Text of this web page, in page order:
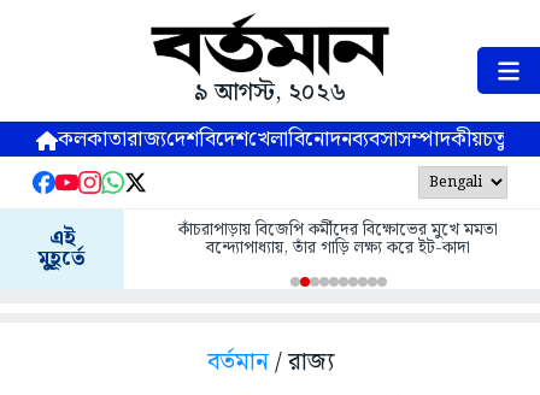
৯ আগস্ট, ২০২৬
কলকাতারাজ্যদেশবিদেশখেলাবিনোদনব্যবসাসম্পাদকীয়
এই
মুহূর্তে
কাঁচরাপাড়ায় বিজেপি কর্মীদের বিক্ষোভের মুখে মমতা
বন্দ্যোপাধ্যায়, তাঁর গাড়ি লক্ষ্য করে ইট-কাদা
বর্তমান/ রাজ্য